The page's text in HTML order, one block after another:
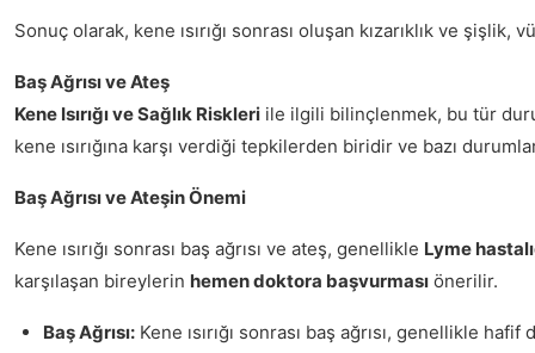
Sonuç olarak, kene ısırığı sonrası oluşan kızarıklık ve
Baş Ağrısı ve Ateş
Kene Isırığı ve Sağlık Riskleri ile ilgili bilinçlenmek, bu tür
kene ısırığına karşı verdiği tepkilerden biridir ve bazı
Baş Ağrısı ve Ateşin Önemi
Kene ısırığı sonrası baş ağrısı ve ateş, genellikle Lyme
karşılaşan bireylerin hemen doktora başvurması önerilir.
Baş Ağrısı: Kene ısırığı sonrası baş ağrısı, genellikle